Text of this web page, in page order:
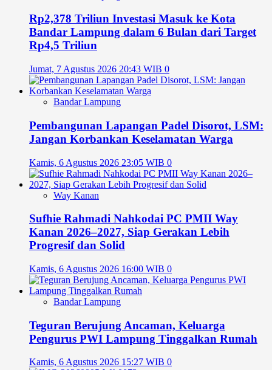
Rp2,378 Triliun Investasi Masuk ke Kota
Bandar Lampung dalam 6 Bulan dari Target
Rp4,5 Triliun
Jumat, 7 Agustus 2026 20:43 WIB 0
Bandar Lampung
Pembangunan Lapangan Padel Disorot, LSM:
Jangan Korbankan Keselamatan Warga
Kamis, 6 Agustus 2026 23:05 WIB 0
Way Kanan
Sufhie Rahmadi Nahkodai PC PMII Way
Kanan 2026–2027, Siap Gerakan Lebih
Progresif dan Solid
Kamis, 6 Agustus 2026 16:00 WIB 0
Bandar Lampung
Teguran Berujung Ancaman, Keluarga
Pengurus PWI Lampung Tinggalkan Rumah
Kamis, 6 Agustus 2026 15:27 WIB 0